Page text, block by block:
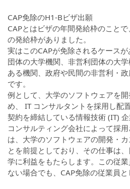
CAP免除のH1-Bビザ出願
CAPとはビザの年間発給枠のこと
の発給枠がありました。
実はこのCAPが免除されるケース
団体の大学機関、非営利団体の大
ある機関、政府や民間の非営利・
です。
例として、大学のソフトウェアを
め、 IT コンサルタントを採用し配
契約を締結している情報技術 (IT) 企
コンサルティング会社によって採
は、大学のソフトウェアの開発・
とを前提としており、その仕事は
学に利益をもたらします。この従
ない場合でも、CAP免除の従業員と